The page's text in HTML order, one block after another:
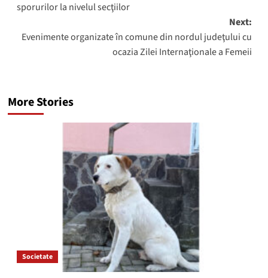
sporurilor la nivelul secţiilor
Next:
Evenimente organizate în comune din nordul judeţului cu
ocazia Zilei Internaţionale a Femeii
More Stories
Societate